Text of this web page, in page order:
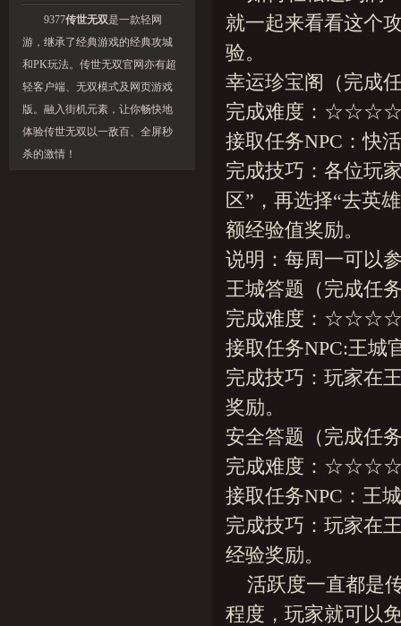
9377传世无双是一款轻网
游，继承了经典游戏的经典攻城
和PK玩法。传世无双官网亦有超
轻客户端、无双模式及网页游戏
版。融入街机元素，让你畅快地
体验传世无双以一敌百、全屏秒
杀的激情！
就一起来看看这个
验。
幸运珍宝阁（完成
完成难度：
接取任务NPC：快
完成技巧：各位玩
区”，再选择“去英
额经验值奖励。
说明：每周一可以
王城答题（完成任
完成难度：
接取任务NPC:王城
完成技巧：玩家在
奖励。
安全答题（完成任
完成难度：
接取任务NPC：王
完成技巧：玩家在
经验奖励。
活跃度一直都是
程度，玩家就可以